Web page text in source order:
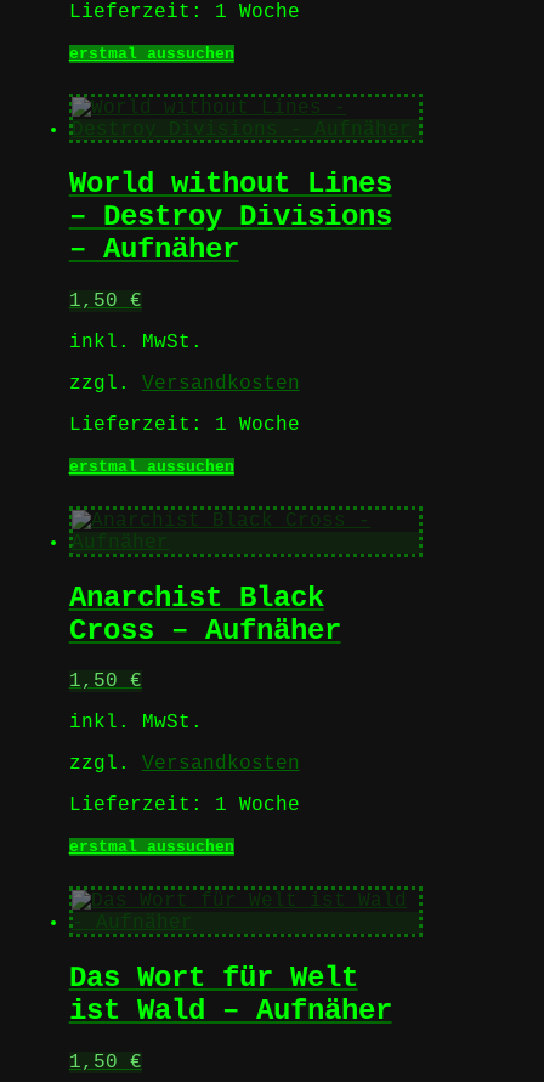
Lieferzeit: 1 Woche
erstmal aussuchenDieses
weist
mehrere
Varianten
Die
Optionen
können
auf
World without Lines
– Destroy Divisions
– Aufnäher
1,50 €
inkl. MwSt.
zzgl. Versandkosten
Lieferzeit: 1 Woche
erstmal aussuchenDieses
weist
mehrere
Varianten
Die
Optionen
können
Anarchist Black
Cross – Aufnäher
1,50 €
inkl. MwSt.
zzgl. Versandkosten
Lieferzeit: 1 Woche
erstmal aussuchenDieses
weist
mehrere
Varianten
Die
Optionen
können
Das Wort für Welt
ist Wald – Aufnäher
1,50 €